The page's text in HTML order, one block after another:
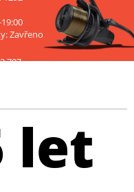
Zavřeno
797
let